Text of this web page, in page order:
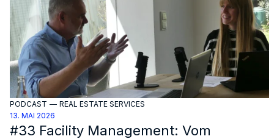
PODCAST — REAL ESTATE SERVICES
13. MAI 2026
#33 Facility Management: Vom